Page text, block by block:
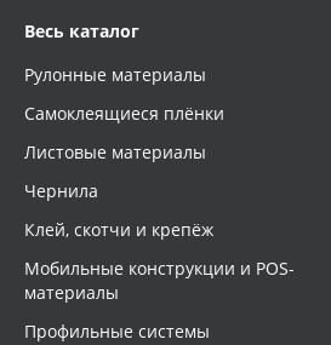
Весь каталог
Рулонные материалы
Самоклеящиеся плёнки
Листовые материалы
Чернила
Клей, скотчи и крепёж
Мобильные конструкции и POS-
материалы
Профильные системы